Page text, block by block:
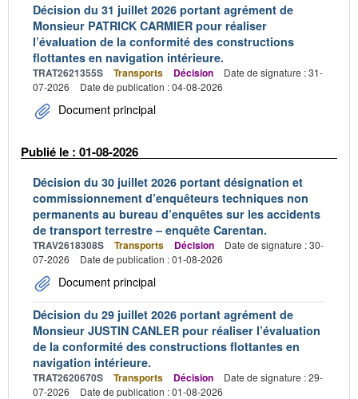
Décision du 31 juillet 2026 portant agrément de
Monsieur PATRICK CARMIER pour réaliser
l’évaluation de la conformité des constructions
flottantes en navigation intérieure.
TRAT2621355S Transports Décision
Date de signature : 31-
07-2026
Date de publication : 04-08-2026
Document principal
Publié le : 01-08-2026
Décision du 30 juillet 2026 portant désignation et
commissionnement d’enquêteurs techniques non
permanents au bureau d’enquêtes sur les accidents
de transport terrestre – enquête Carentan.
TRAV2618308S Transports Décision
Date de signature : 30-
07-2026
Date de publication : 01-08-2026
Document principal
Décision du 29 juillet 2026 portant agrément de
Monsieur JUSTIN CANLER pour réaliser l’évaluation
de la conformité des constructions flottantes en
navigation intérieure.
TRAT2620670S Transports Décision
Date de signature : 29-
07-2026
Date de publication : 01-08-2026